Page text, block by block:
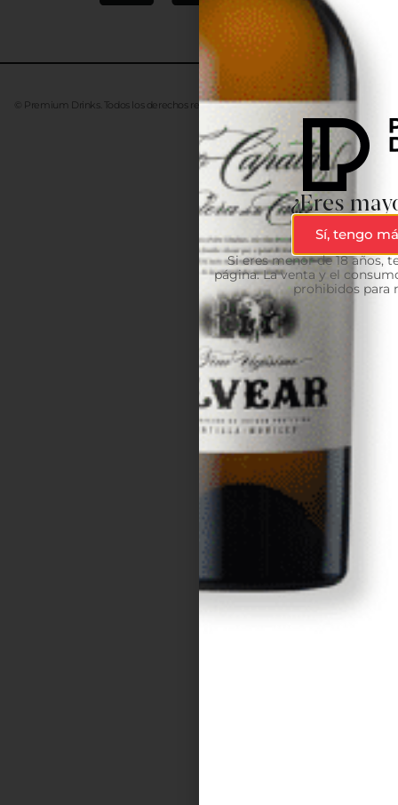
© Premium Drinks. Todos los derechos reservados. DesarrolladoAdvanze
¿Eres
Sí, tengo
Si eres menor de 18 años,
página. La venta y el
prohibidos para